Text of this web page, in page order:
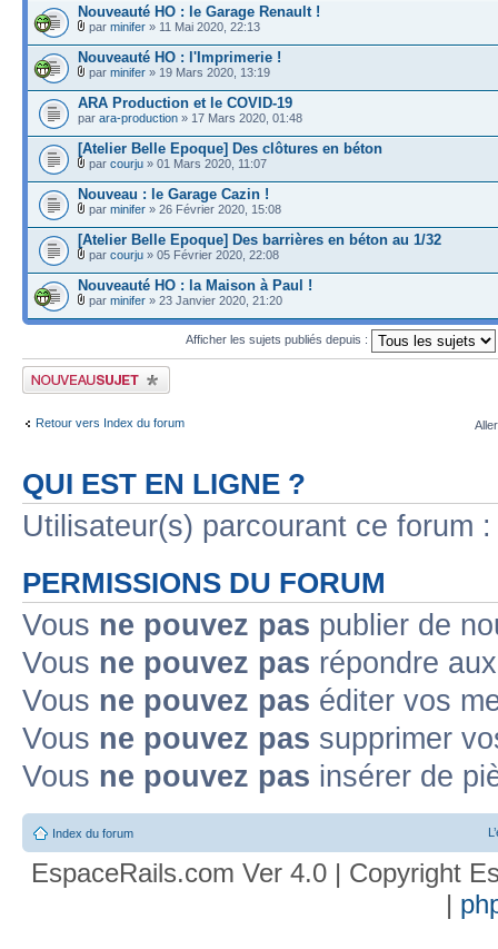
Nouveauté HO : le Garage Renault !
par minifer » 11 Mai 2020, 22:13
Nouveauté HO : l'Imprimerie !
par minifer » 19 Mars 2020, 13:19
ARA Production et le COVID-19
par ara-production » 17 Mars 2020, 01:48
[Atelier Belle Epoque] Des clôtures en béton
par courju » 01 Mars 2020, 11:07
Nouveau : le Garage Cazin !
par minifer » 26 Février 2020, 15:08
[Atelier Belle Epoque] Des barrières en béton au 1/32
par courju » 05 Février 2020, 22:08
Nouveauté HO : la Maison à Paul !
par minifer » 23 Janvier 2020, 21:20
Afficher les sujets publiés depuis :
Publier un nouveau sujet
Retour vers Index du forum
QUI EST EN LIGNE ?
Utilisateur(s) parcourant ce forum
PERMISSIONS DU FORUM
Vous ne pouvez pas publier de
Vous ne pouvez pas répondre
Vous ne pouvez pas éditer vos
Vous ne pouvez pas supprimer
Vous ne pouvez pas insérer de
Index du forum
EspaceRails.com Ver 4.0 | Copyright
|